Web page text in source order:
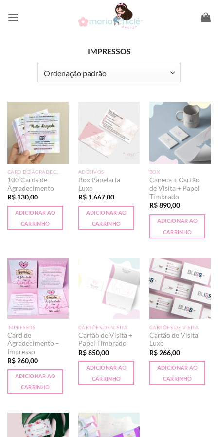
IMPRESSOS
100 Cards de
Agradecimento
R$130,00
ADICIONAR AO
CARRINHO
ADESIVOS
Box Papelaria
Luxo
R$1.667,00
ADICIONAR AO
CARRINHO
BOX
Caneca + Cartão
de Visita + Papel
Timbrado
R$890,00
ADICIONAR AO
CARRINHO
IMPRESSOS
Card de
Agradecimento –
Impresso
R$260,00
ADICIONAR AO
CARRINHO
CARTÕES DE VISITA
Cartão de Visita +
Papel Timbrado
R$850,00
ADICIONAR AO
CARRINHO
CARTÕES DE VISITA
Cartão de Visita
Luxo
R$266,00
ADICIONAR AO
CARRINHO